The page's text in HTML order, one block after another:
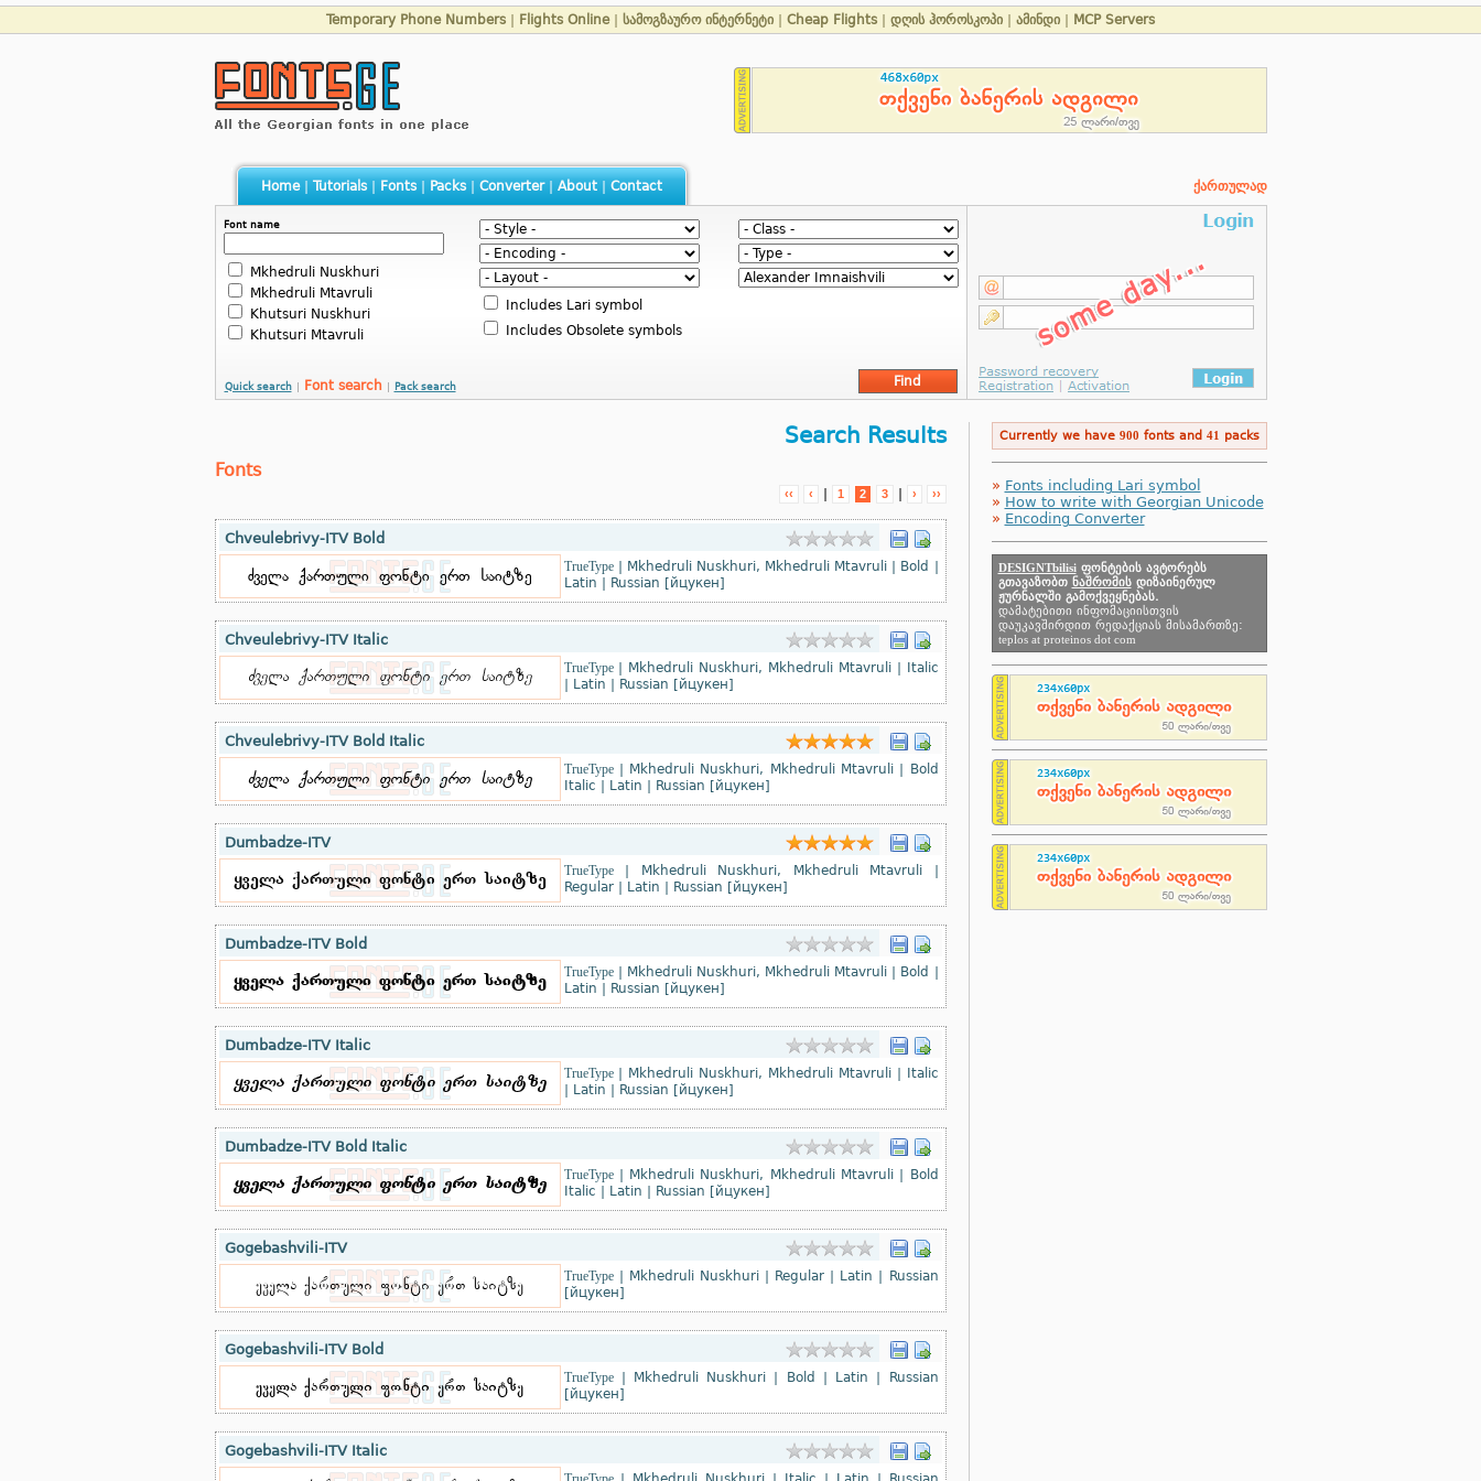
Temporary Phone Numbers Flights Online| სამოგზაურო ინტერნეტი Cheap Flights დღის ჰოროსკოპი ამინდი MCP Servers
Home| Tutorials| Fonts| Packs| Converter| About| Contact ქართულად
Font name
Mkhedruli Nuskhuri
Mkhedruli Mtavruli
Khutsuri Nuskhuri
Khutsuri Mtavruli
Includes Lari symbol
Includes Obsolete symbols
Quick search Font search Pack search
Search Results
Fonts
‹‹ ‹ 1 2 3 › ››
Chveulebrivy-ITV Bold
TrueType| Mkhedruli Nuskhuri, Mkhedruli Mtavruli Bold
Latin
Russian [йцукен]
Chveulebrivy-ITV Italic
TrueType| Mkhedruli Nuskhuri, Mkhedruli Mtavruli|
Italic
Latin Russian [йцукен]
Chveulebrivy-ITV Bold Italic
TrueType| Mkhedruli Nuskhuri, Mkhedruli Mtavruli|
Bold
Italic
Latin Russian [йцукен]
Dumbadze-ITV
TrueType| Mkhedruli Nuskhuri, Mkhedruli Mtavruli
Regular| Latin Russian [йцукен]
Dumbadze-ITV Bold
TrueType| Mkhedruli Nuskhuri, Mkhedruli Mtavruli Bold
Latin
Russian [йцукен]
Dumbadze-ITV Italic
TrueType| Mkhedruli Nuskhuri, Mkhedruli Mtavruli|
Italic
Latin Russian [йцукен]
Dumbadze-ITV Bold Italic
TrueType| Mkhedruli Nuskhuri, Mkhedruli Mtavruli|
Bold
Italic
Latin Russian [йцукен]
Gogebashvili-ITV
TrueType| Mkhedruli Nuskhuri| Regular Latin
Russian
[йцукен]
Gogebashvili-ITV Bold
TrueType| Mkhedruli Nuskhuri Bold Latin
Russian
[йцукен]
Gogebashvili-ITV Italic
Currently we have 900 fonts and 41 packs
» Fonts including Lari symbol
» How to write with Georgian Unicode
» Encoding Converter
DESIGNTbilisiფონტების ავტორებს
გთავაზობთ ნაშრომისდიზაინერულ
ჟურნალში გამოქვეყნებას.
დამატებითი ინფომაციისთვის
დაუკავშირდით რედაქციას მისამართზე:
teplos at proteinos dot com